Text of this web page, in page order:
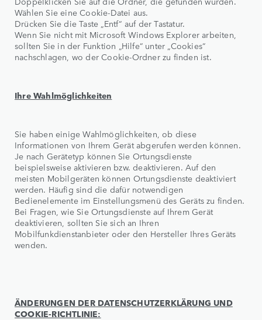
Wählen Sie eine Cookie-Datei aus.
Drücken Sie die Taste „Entf“ auf der Tastatur.
Wenn Sie nicht mit Microsoft Windows Explorer arbeiten,
sollten Sie in der Funktion „Hilfe“ unter „Cookies“
nachschlagen, wo der Cookie-Ordner zu finden ist.
Ihre Wahlmöglichkeiten
Sie haben einige Wahlmöglichkeiten, ob diese
Informationen von Ihrem Gerät abgerufen werden können.
Je nach Gerätetyp können Sie Ortungsdienste
beispielsweise aktivieren bzw. deaktivieren. Auf den
meisten Mobilgeräten können Ortungsdienste deaktiviert
werden. Häufig sind die dafür notwendigen
Bedienelemente im Einstellungsmenü des Geräts zu finden.
Bei Fragen, wie Sie Ortungsdienste auf Ihrem Gerät
deaktivieren, sollten Sie sich an Ihren
Mobilfunkdienstanbieter oder den Hersteller Ihres Geräts
wenden.
ÄNDERUNGEN DER DATENSCHUTZERKLÄRUNG UND
COOKIE-RICHTLINIE: